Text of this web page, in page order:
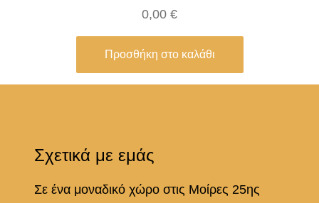
0,00 €
Προσθήκη στο καλάθι
Σχετικά με εμάς
Σε ένα μοναδικό χώρο στις Μοίρες 25ης